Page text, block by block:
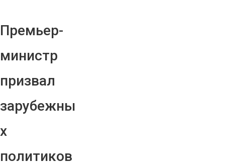
Премьер-
министр
призвал
зарубежны
х
политиков